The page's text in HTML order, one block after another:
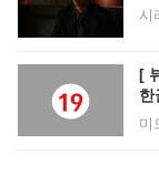
시
[
한
미